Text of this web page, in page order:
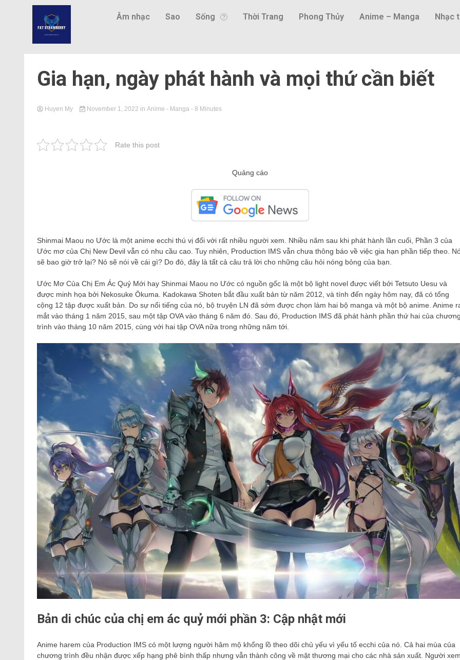
Âm nhạc Sao Sống Thời Trang Phong Thủy Anime – Manga Nhạc
Gia hạn, ngày phát hành và mọi thứ cần biết
Huyen My November 1, 2022 in Anime - Manga - 8 Minutes
Rate this post
Quảng cáo
Shinmai Maou no Ước là một anime ecchi thú vị đối với rất nhiều người xem. Nhiều năm sau khi phát hành lần cuối, Phần 3 của
Ước mơ của Chị New Devil vẫn có nhu cầu cao. Tuy nhiên, Production IMS vẫn chưa thông báo về việc gia hạn phần tiếp theo.
sẽ bao giờ trở lại? Nó sẽ nói về cái gì? Do đó, đây là tất cả câu trả lời cho những câu hỏi nóng bỏng của bạn.
Ước Mơ Của Chị Em Ác Quỷ Mới hay Shinmai Maou no Ước có nguồn gốc là một bộ light novel được viết bởi Tetsuto Uesu và
được minh họa bởi Nekosuke Ōkuma. Kadokawa Shoten bắt đầu xuất bản từ năm 2012, và tính đến ngày hôm nay, đã có tổng
cộng 12 tập được xuất bản. Do sự nổi tiếng của nó, bộ truyện LN đã sớm được chọn làm hai bộ manga và một bộ anime. Anime
mắt vào tháng 1 năm 2015, sau một tập OVA vào tháng 6 năm đó. Sau đó, Production IMS đã phát hành phần thứ hai của
trình vào tháng 10 năm 2015, cùng với hai tập OVA nữa trong những năm tới.
Bản di chúc của chị em ác quỷ mới phần 3: Cập nhật mới
Anime harem của Production IMS có một lượng người hâm mộ khổng lồ theo dõi chủ yếu vì yếu tố ecchi của nó. Cả hai mùa của
chương trình đều nhận được xếp hạng phê bình thấp nhưng vẫn thành công về mặt thương mại cho các nhà sản xuất. Người